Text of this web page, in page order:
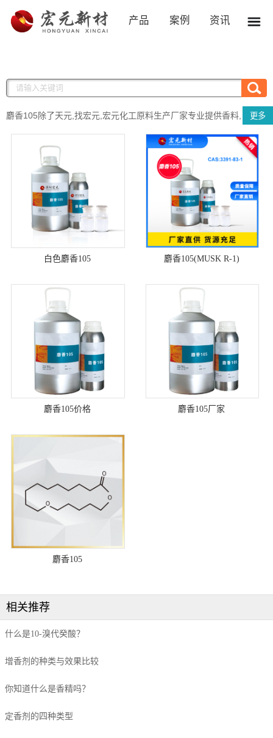
产品 案例 资讯
更多
麝香105除了天元,找宏元,宏元化工原料生产厂家专业提供香料,
麝香105等化工香料产品的生产销售,实时提供麝香105市场价格报价,
欢迎来电咨询!
白色麝香105 麝香105(MUSK R-1)
麝香105价格 麝香105厂家
麝香105
相关推荐
什么是10-溴代癸酸？
增香剂的种类与效果比较
你知道什么是香精吗？
定香剂的四种类型